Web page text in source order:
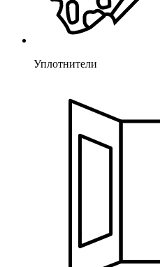
Уплотнители